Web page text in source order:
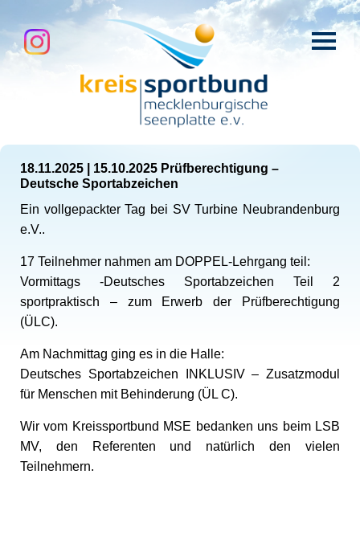
18.11.2025
15.10.2025 Prüfberechtigung –
Deutsche Sportabzeichen
Ein vollgepackter Tag bei SV Turbine Neubrandenburg
e.V..
17 Teilnehmer nahmen am DOPPEL-Lehrgang teil:
Vormittags -Deutsches Sportabzeichen Teil 2
sportpraktisch – zum Erwerb der Prüfberechtigung
(ÜLC).
Am Nachmittag ging es in die Halle:
Deutsches Sportabzeichen INKLUSIV – Zusatzmodul
für Menschen mit Behinderung (ÜL C).
Wir vom Kreissportbund MSE bedanken uns beim LSB
MV, den Referenten und natürlich den vielen
Teilnehmern.